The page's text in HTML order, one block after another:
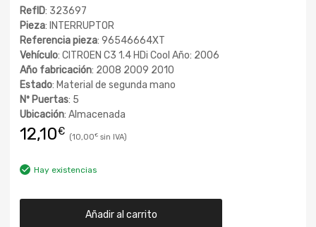
RefID: 323697
Pieza: INTERRUPTOR
Referencia pieza: 96546664XT
Vehículo: CITROEN C3 1.4 HDi Cool Año: 2006
Año fabricación: 2008 2009 2010
Estado: Material de segunda mano
Nº Puertas: 5
Ubicación: Almacenada
12,10€ 10,00€
Hay existencias
Añadir al carrito